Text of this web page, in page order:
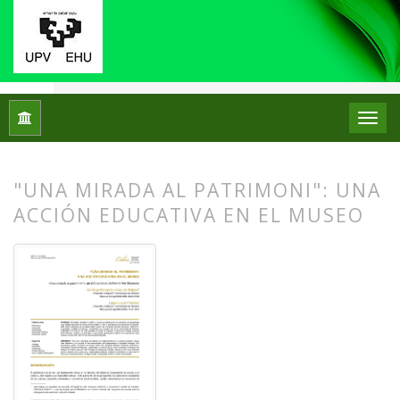
Inicio Núm. 31 (2024): Monográfico: Didáctica
"UNA MIRADA AL PATRIMONI": UNA
ACCIÓN EDUCATIVA EN EL MUSEO